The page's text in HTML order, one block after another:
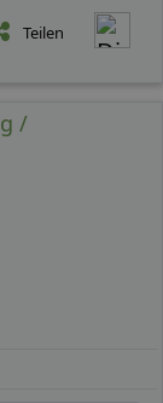
Teilen
/